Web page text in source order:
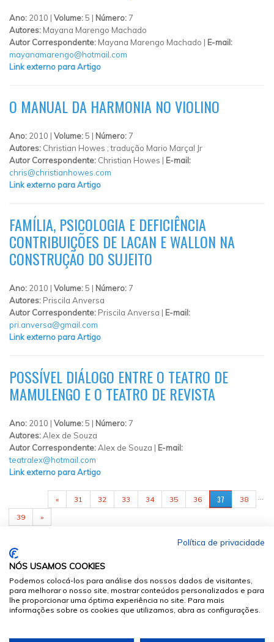
Ano: 2010 | Volume:5 | Número: 7
Autores: Mayana Marengo Machado
Autor Correspondente: Mayana Marengo Machado | E-mail:
mayanamarengo@hotmail.com
Link externo para Artigo
O MANUAL DA HARMONIA NO VIOLINO
Ano: 2010 | Volume:5 | Número: 7
Autores: Christian Howes ; tradução Mario Marçal Jr
Autor Correspondente: Christian Howes | E-mail:
chris@christianhowes.com
Link externo para Artigo
FAMÍLIA, PSICOLOGIA E DEFICIÊNCIA
CONTRIBUIÇÕES DE LACAN E WALLON NA
CONSTRUÇÃO DO SUJEITO
Ano: 2010 | Volume:5 | Número: 7
Autores: Priscila Anversa
Autor Correspondente: Priscila Anversa | E-mail:
pri.anversa@gmail.com
Link externo para Artigo
POSSÍVEL DIÁLOGO ENTRE O TEATRO DE
MAMULENGO E O TEATRO DE REVISTA
Ano: 2010 | Volume:5 | Número: 7
Autores:Alex de Souza
Autor Correspondente:Alex de Souza | E-mail:
teatralex@hotmail.com
Link externo para Artigo
PÁGINAS
« 31 32 33 34 35 36 37
38
39
»
Política de privacidade
NÓS USAMOS COOKIES
Podemos colocá-los para análise dos nossos dados de visitantes,
para melhorar o nosso site, mostrar conteúdos personalizados e para
lhe proporcionar uma óptima experiência no site. Para mais
informações sobre os cookies que utilizamos, abra as configurações.